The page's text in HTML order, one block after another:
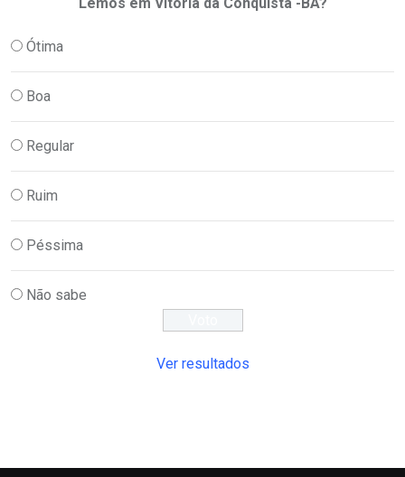
Ótima
Boa
Regular
Ruim
Péssima
Não sabe
Ver resultados